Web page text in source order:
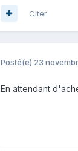
Citer
Posté(e) 23
En attendant